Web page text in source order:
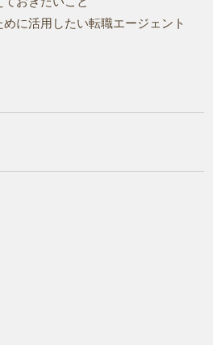
に活用したい転職エージェント